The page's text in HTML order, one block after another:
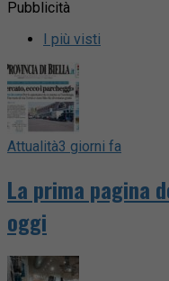
Pubblicità
I più visti
Attualità3 giorni fa
La prima pagina
oggi